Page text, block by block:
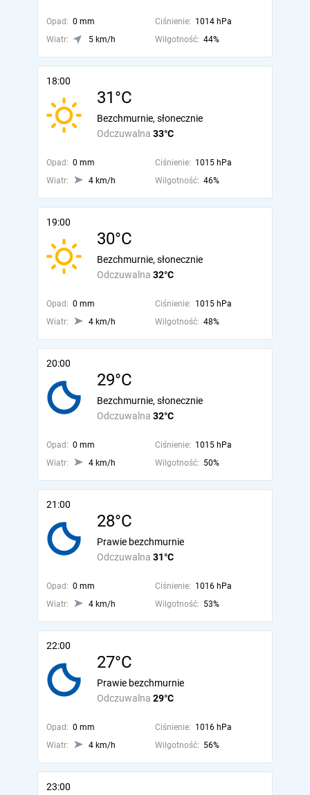
Opad: 0 mm Ciśnienie: 1014 hPa
Wiatr:
5 km/h Wilgotność: 44%
18:00
31°C
Odczuwalna 33°C
Bezchmurnie, słonecznie
Opad: 0 mm Ciśnienie: 1015 hPa
Wiatr:
4 km/h Wilgotność: 46%
19:00
30°C
Odczuwalna 32°C
Bezchmurnie, słonecznie
Opad: 0 mm Ciśnienie: 1015 hPa
Wiatr:
4 km/h Wilgotność: 48%
20:00
29°C
Odczuwalna 32°C
Bezchmurnie, słonecznie
Opad: 0 mm Ciśnienie: 1015 hPa
Wiatr:
4 km/h Wilgotność: 50%
21:00
28°C
Odczuwalna 31°C
Prawie bezchmurnie
Opad: 0 mm Ciśnienie: 1016 hPa
Wiatr:
4 km/h Wilgotność: 53%
22:00
27°C
Odczuwalna 29°C
Prawie bezchmurnie
Opad: 0 mm Ciśnienie: 1016 hPa
Wiatr:
4 km/h Wilgotność: 56%
23:00